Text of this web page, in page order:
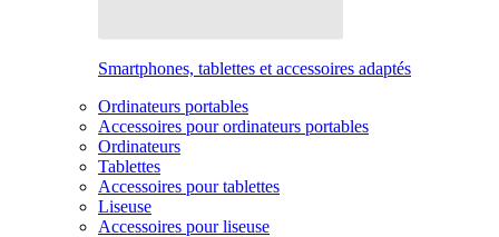
Smartphones, tablettes et accessoires adaptés
Ordinateurs portables
Accessoires pour ordinateurs portables
Ordinateurs
Tablettes
Accessoires pour tablettes
Liseuse
Accessoires pour liseuse